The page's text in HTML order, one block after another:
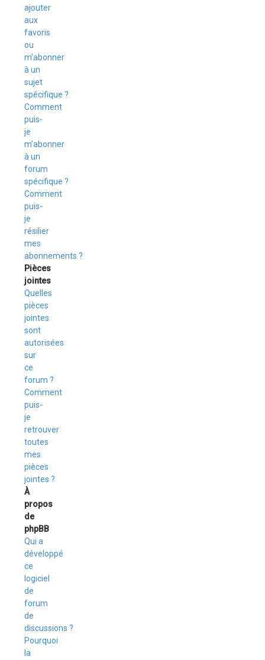
ajouter
aux
favoris
ou
m’abonner
à un
sujet
spécifique ?
Comment
puis-
je
m’abonner
à un
forum
spécifique ?
Comment
puis-
je
résilier
mes
abonnements ?
Pièces
jointes
Quelles
pièces
jointes
sont
autorisées
sur
ce
forum ?
Comment
puis-
je
retrouver
toutes
mes
pièces
jointes ?
À
propos
de
phpBB
Qui a
développé
ce
logiciel
de
forum
de
discussions ?
Pourquoi
la